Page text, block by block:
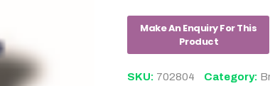
SKU: 702804 Category: